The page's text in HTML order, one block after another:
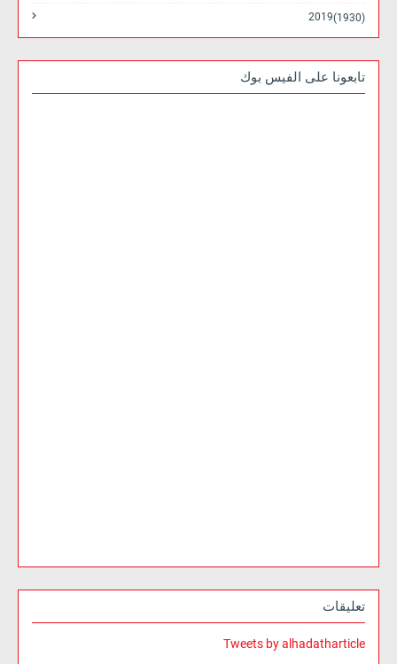
2019 (1930)
تابعونا على الفيس بوك
تعليقات
Tweets by alhadatharticle